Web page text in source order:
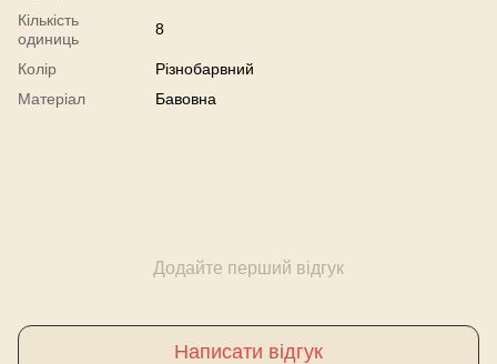
Кількість
одиниць
8
Колір
Різнобарвний
Матеріал
Бавовна
Додайте перший відгук
Написати відгук